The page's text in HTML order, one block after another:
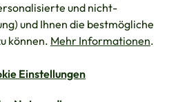
und nicht-
und Ihnen die bestmögliche
können. Mehr Informationen.
Einstellungen